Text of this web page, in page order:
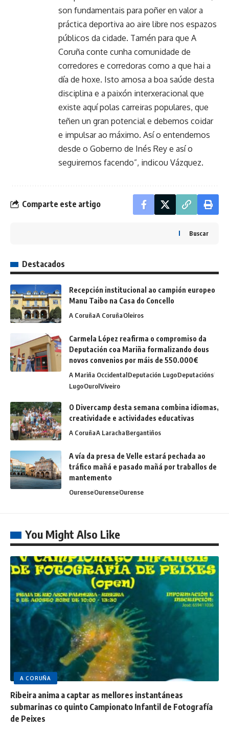
son fundamentais para poñer en valor a
práctica deportiva ao aire libre nos espazos
públicos da cidade. Tamén para que A
Coruña conte cunha comunidade de
corredores e corredoras como a que hai a
día de hoxe. Isto amosa a boa saúde desta
disciplina e a paixón interxeracional que
existe aquí polas carreiras populares, que
teñen un gran potencial e debemos coidar
e impulsar ao máximo. Así o entendemos
desde o Goberno de Inés Rey e así o
seguiremos facendo”, indicou Vázquez.
Comparte este artigo
Buscar
Destacados
Recepción institucional ao campión europeo
Manu Taibo na Casa do Concello
A CoruñaA CoruñaOleiros
Carmela López reafirma o compromiso da
Deputación coa Mariña formalizando dous
novos convenios por máis de 550.000€
A Mariña OccidentalDeputación LugoDeputacións
LugoOurolViveiro
O Divercamp desta semana combina idiomas,
creatividade e actividades educativas
A CoruñaA LarachaBergantiños
A vía da presa de Velle estará pechada ao
tráfico mañá e pasado mañá por traballos de
mantemento
OurenseOurenseOurense
You Might Also Like
A CORUÑA
Ribeira anima a captar as mellores instantáneas
submarinas co quinto Campionato Infantil de Fotografía
de Peixes